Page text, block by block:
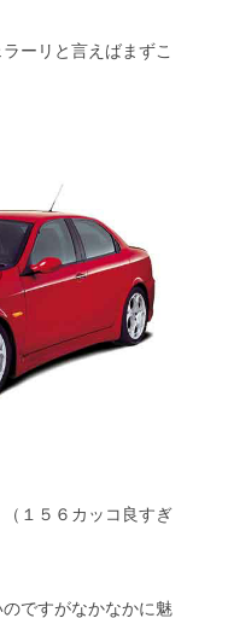
ーリと言えばまずこ
１５６カッコ良すぎ
ですがなかなかに魅